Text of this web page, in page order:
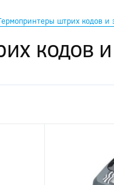
штрих кодов и
кодов